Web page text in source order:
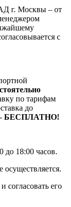
г. Москвы – от
с
по тарифам
до
БЕСПЛАТНО!
до 18:00 часов.
согласовать его